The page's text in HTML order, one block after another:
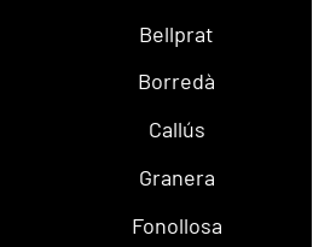
Bellprat
Borredà
Callús
Granera
Fonollosa